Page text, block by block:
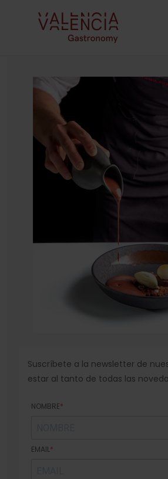
Suscríbete a la newsletter de
estar al tanto de todas las
NOMBRE
EMAIL